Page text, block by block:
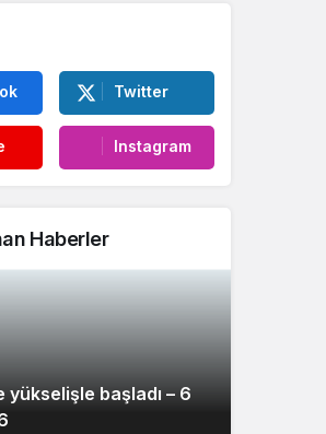
Twitter
Instagram
Haberler
yükselişle başladı – 6